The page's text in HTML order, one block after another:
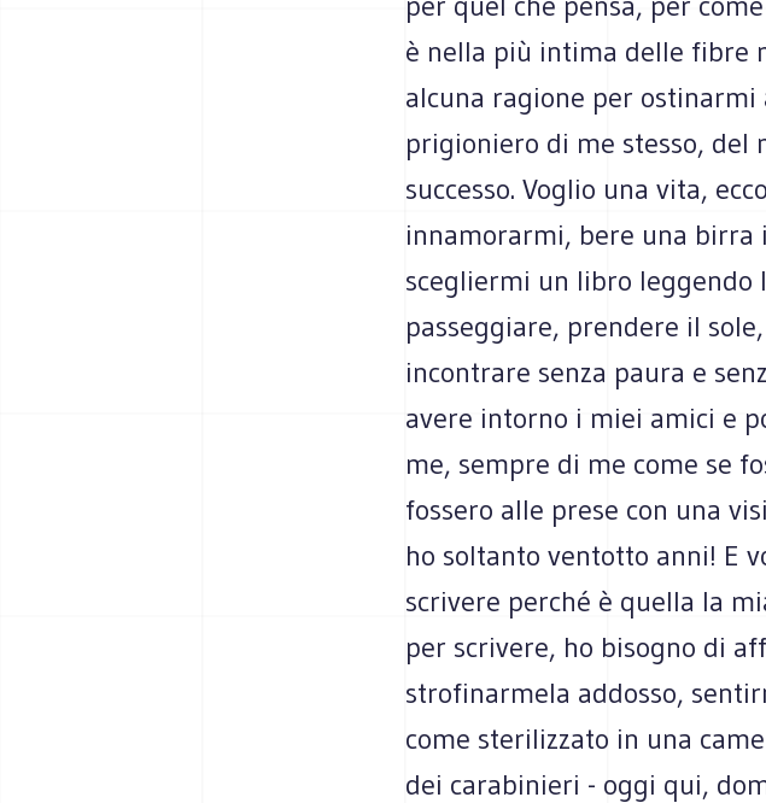
è nella più intima delle fibre
alcuna ragione per
prigioniero di me stesso, del
successo. Voglio una vita,
innamorarmi, bere una
scegliermi un libro leggendo
passeggiare, prendere il
incontrare senza paura e
avere intorno i miei amici e
me, sempre di me come se
fossero alle prese con una
ho soltanto ventotto anni! E
scrivere perché è quella la
per scrivere, ho bisogno di
strofinarmela addosso,
come sterilizzato in una
dei carabinieri - oggi qui,